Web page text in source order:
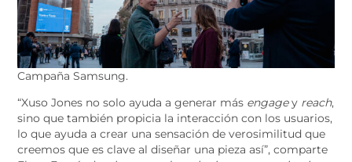
Campaña Samsung.
“Xuso Jones no solo ayuda a generar más engagey reach,
sino que también propicia la interacción con los usuarios,
lo que ayuda a crear una sensación de verosimilitud que
creemos que es clave al diseñar una pieza así”, comparte